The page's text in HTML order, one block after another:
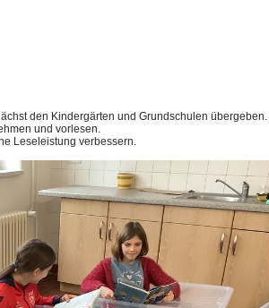
den Kindergärten und Grundschulen übergeben.
und vorlesen.
Leseleistung verbessern.